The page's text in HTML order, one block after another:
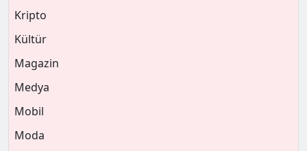
Kripto
Kültür
Magazin
Medya
Mobil
Moda